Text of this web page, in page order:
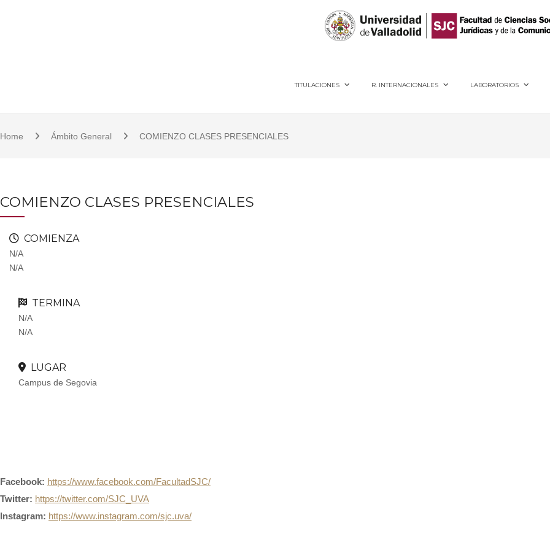
c
n
t
TITULACIONES R. INTERNACIONALES LABORATORIOS
Home Ámbito General COMIENZO CLASES PRESENCIALES
COMIENZO CLASES PRESENCIALES
COMIENZA
N/A
N/A
TERMINA
N/A
N/A
LUGAR
Campus de Segovia
Facebook: https://www.facebook.com/FacultadSJC/
Twitter: https://twitter.com/SJC_UVA
Instagram: https://www.instagram.com/sjc.uva/